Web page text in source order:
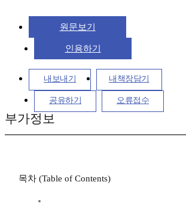
원문보기
인용하기
내보내기 내책장담기
공유하기 오류접수
부가정보
목차 (Table of Contents)